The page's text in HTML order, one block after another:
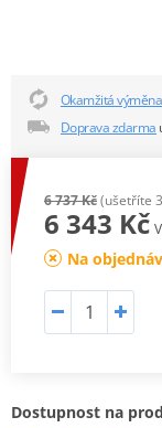
Okamžitá
Doprava zdarma
6 737 Kč(ušetříte
6 343 Kč
Na
Dostupnost na